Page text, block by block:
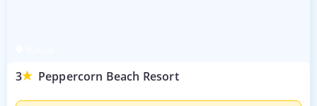
3 Peppercorn Beach Resort